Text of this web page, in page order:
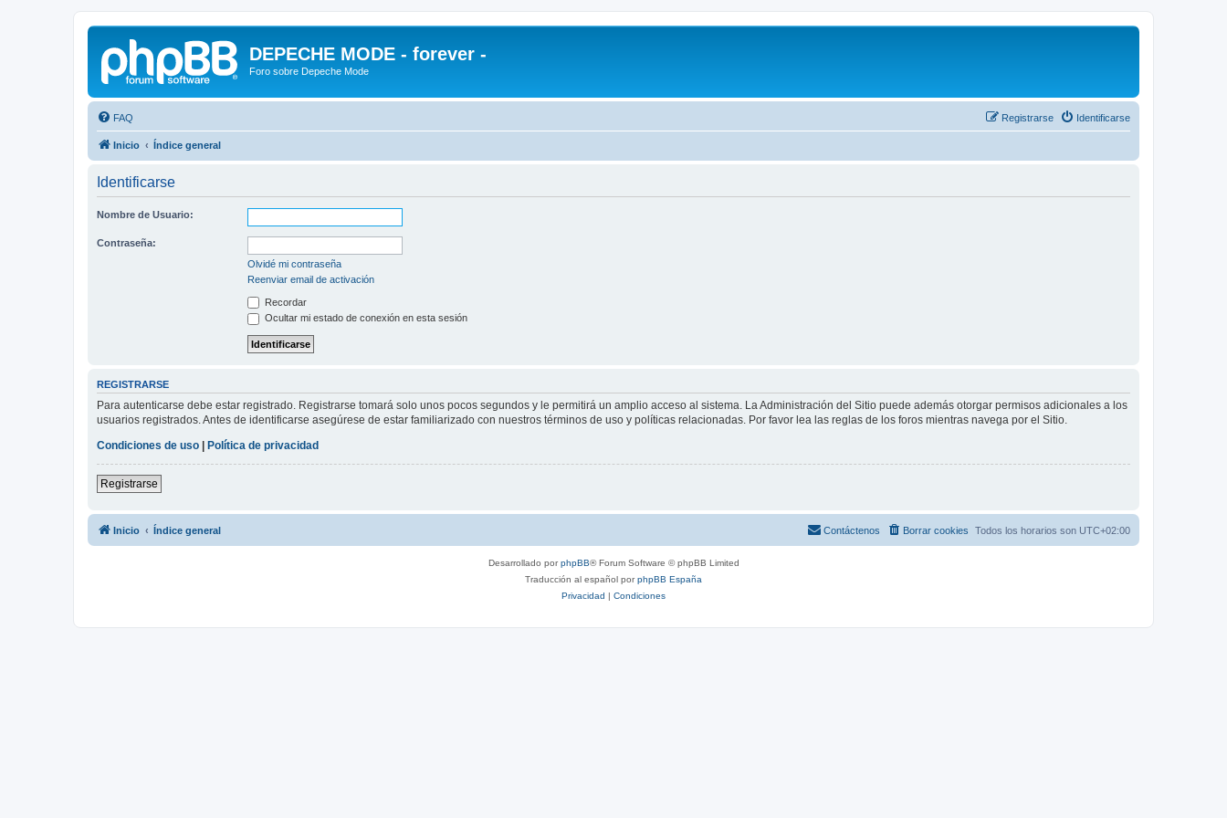
DEPECHE MODE - forever -
Foro sobre Depeche Mode
FAQ Identificarse
Registrarse
Inicio Índice general
Identificarse
Nombre de Usuario:
Contraseña:
Olvidé mi contraseña
Reenviar email de activación
Recordar
Ocultar mi estado de conexión en esta sesión
REGISTRARSE
Para autenticarse debe estar registrado. Registrarse tomará solo unos pocos segundos y le permitirá un amplio acceso al sistema. La Administración del Sitio puede además otorgar permisos adicionales a los
usuarios registrados. Antes de identificarse asegúrese de estar familiarizado con nuestros términos de uso y políticas relacionadas. Por favor lea las reglas de los foros mientras navega por el Sitio.
Condiciones de uso
Política de privacidad
Registrarse
Inicio Índice general Todos los horarios son UTC+02:00
Borrar cookies
Contáctenos
Desarrollado porphpBB® Forum Software © phpBB Limited
Traducción al español porphpBB España
Privacidad | Condiciones